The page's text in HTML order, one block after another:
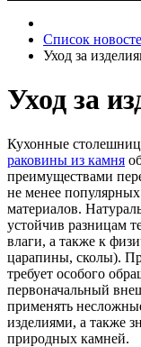
Список
Уход за
Уход за
Кухонные
раковины из камня
преимуществами
не менее
материалов.
устойчив разницам
влаги, а также к
царапины, сколы).
требует особого
первоначальный
применять
изделиями, а также
природных камней.